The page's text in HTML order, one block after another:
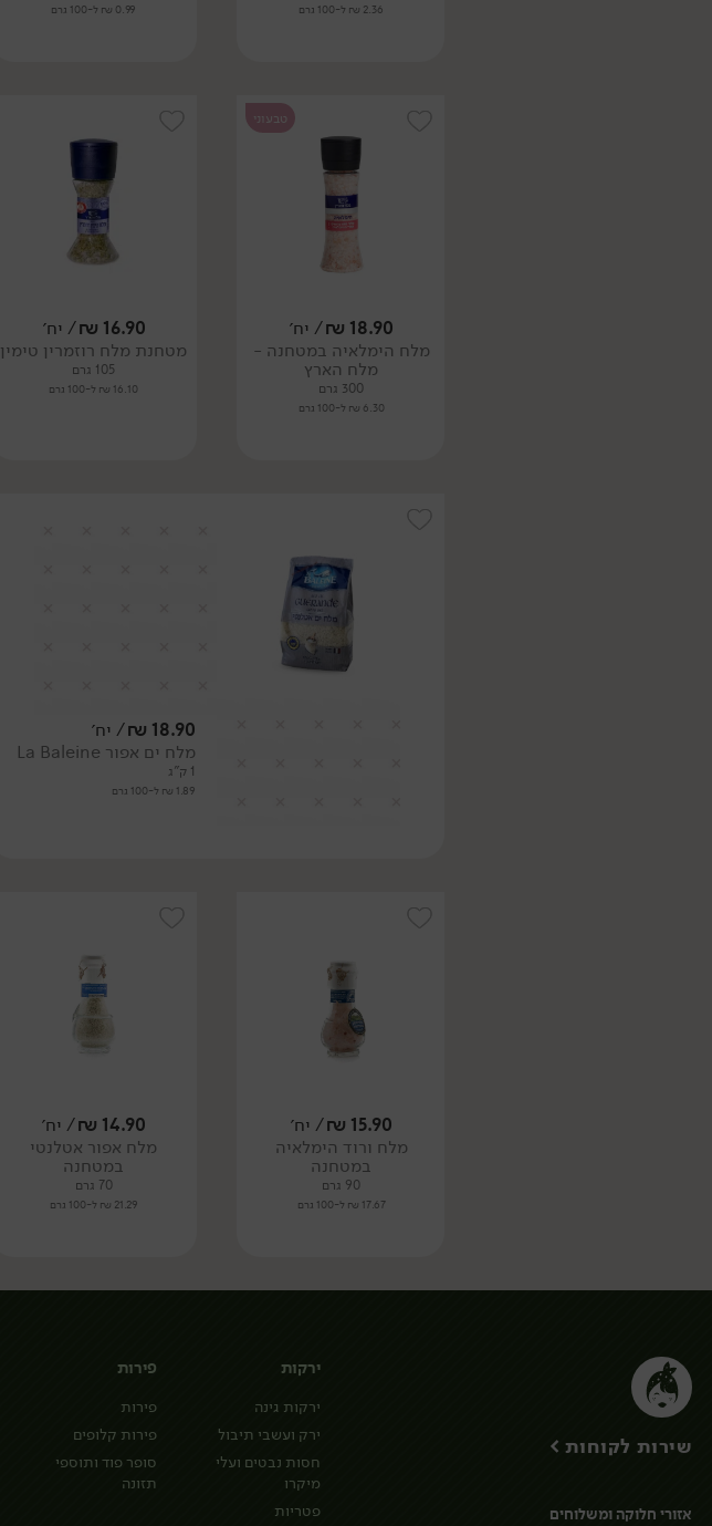
2.36 ₪ ל-100 גרם 0.99 ₪ ל-100 גרם
טבעוני
18.90
₪/ יח׳
מלח הימלאיה במטחנה -
מלח הארץ
300 גרם
6.30 ₪ ל-100 גרם
16.90
₪/ יח׳
מטחנת מלח רוזמרין טימין
105 גרם
16.10 ₪ ל-100 גרם
18.90
₪/ יח׳
מלח ים אפור La Baleine
1 ק"ג
1.89 ₪ ל-100 גרם
15.90
₪/ יח׳
מלח ורוד הימלאיה
במטחנה
90 גרם
17.67 ₪ ל-100 גרם
14.90
₪/ יח׳
מלח אפור אטלנטי
במטחנה
70 גרם
21.29 ₪ ל-100 גרם
ירקות
ירקות גינה
ירק ועשבי תיבול
חסות נבטים ועלי
מיקרו
פטריות
פירות
פירות
פירות קלופים
סופר פוד ותוספי
תזונה
שירות לקוחות >
אזורי חלוקה ומשלוחים